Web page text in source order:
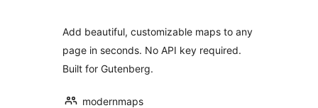
Add beautiful, customizable maps to any
page in seconds. No API key required.
Built for Gutenberg.
modernmaps